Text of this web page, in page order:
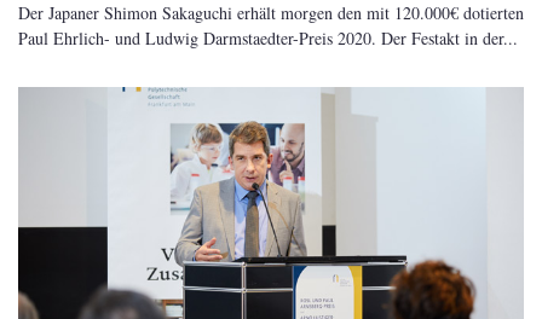
Der Japaner Shimon Sakaguchi erhält morgen den mit 120.000€ dotierten
Paul Ehrlich- und Ludwig Darmstaedter-Preis 2020. Der Festakt in der